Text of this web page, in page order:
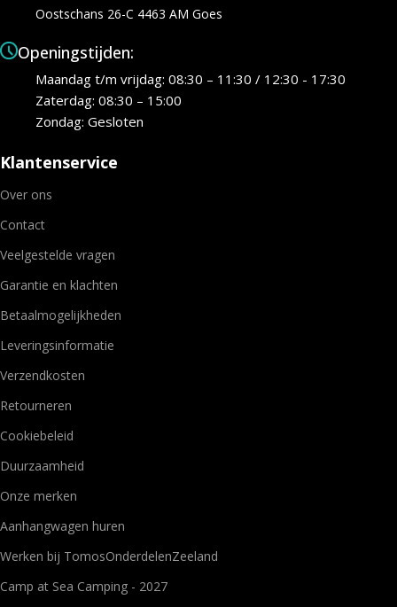
Oostschans 26-C 4463 AM Goes
Openingstijden:
Maandag t/m vrijdag: 08:30 – 11:30 / 12:30 - 17:30
Zaterdag: 08:30 – 15:00
Zondag: Gesloten
Klantenservice
Over ons
Contact
Veelgestelde vragen
Garantie en klachten
Betaalmogelijkheden
Leveringsinformatie
Verzendkosten
Retourneren
Cookiebeleid
Duurzaamheid
Onze merken
Aanhangwagen huren
Werken bij TomosOnderdelenZeeland
Camp at Sea Camping - 2027